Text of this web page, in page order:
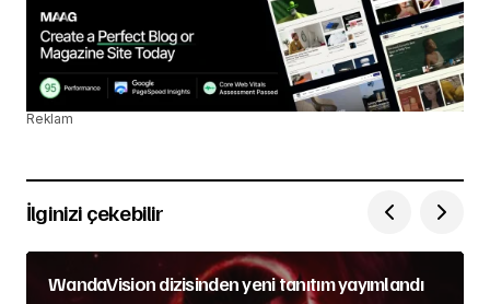
Reklam
İlginizi çekebilir
WandaVision dizisinden yeni tanıtım yayımlandı